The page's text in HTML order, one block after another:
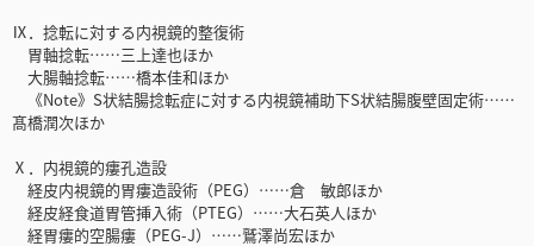
Ⅸ．捻転に対する内視鏡的整復術
胃軸捻転……三上達也ほか
大腸軸捻転……橋本佳和ほか
《Note》S状結腸捻転症に対する内視鏡補助下S状結腸腹壁固定術……
髙橋潤次ほか
Ⅹ．内視鏡的瘻孔造設
経皮内視鏡的胃瘻造設術（PEG）……倉 敏郎ほか
経皮経食道胃管挿入術（PTEG）……大石英人ほか
経胃瘻的空腸瘻（PEG-J）……鷲澤尚宏ほか